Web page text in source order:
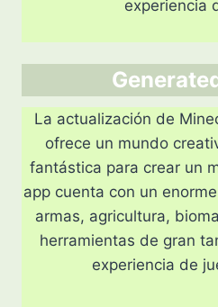
experiencia
La actualización de
ofrece un mundo
fantástica para crear un
app cuenta con un
armas, agricultura,
herramientas de gran
experiencia de